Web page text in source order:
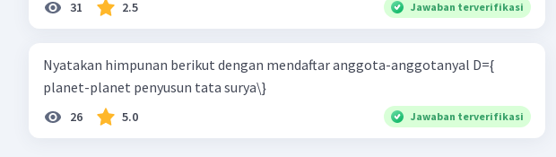
31 2.5 Jawaban terverifikasi
Nyatakan himpunan berikut dengan mendaftar anggota-anggotanyal D={
planet-planet penyusun tata surya\}
26 5.0 Jawaban terverifikasi